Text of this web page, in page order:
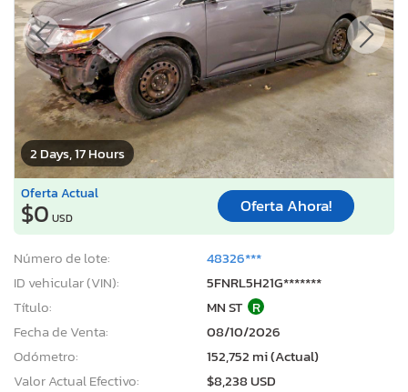
2 Days, 17 Hours
Oferta Actual
$0 USD
Oferta Ahora!
Número de lote:
48326***
ID vehicular (VIN):
5FNRL5H21G*******
Título:
MN ST R
Fecha de Venta:
08/10/2026
Odómetro:
152,752 mi (Actual)
Valor Actual Efectivo:
$8,238 USD